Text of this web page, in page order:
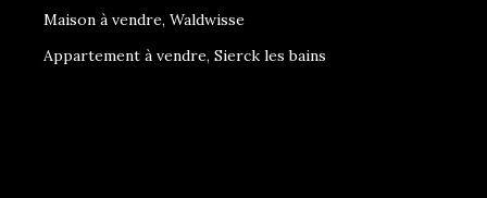
Maison à vendre, Waldwisse
Appartement à vendre, Sierck les bains